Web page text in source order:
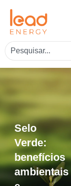
Selo
Verde:
benefícios
ambientais